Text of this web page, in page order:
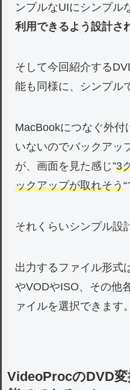
ンプルなUIにシンプル
利用できるよう設計さ
そして今回紹介する
能も同様に、シンプル
MacBookにつなぐ外付
いないのでバックアッ
が、画面を見た感じ”3
ックアップが取れそう
それくらいシンプル設
出力するファイル形式
やVODやISO、その他
ァイルを選択できます。
VideoProcのDVD